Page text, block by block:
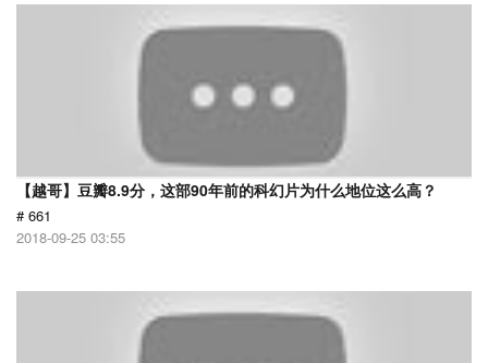
【越哥】豆瓣8.9分，这部90年前的科幻片为什么地位这么高？
# 661
2018-09-25 03:55